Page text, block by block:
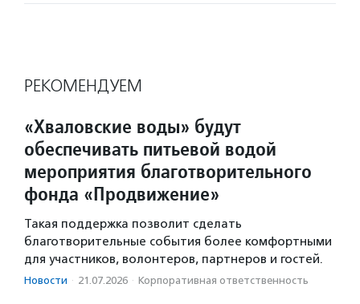
РЕКОМЕНДУЕМ
«Хваловские воды» будут
обеспечивать питьевой водой
мероприятия благотворительного
фонда «Продвижение»
Такая поддержка позволит сделать
благотворительные события более комфортными
для участников, волонтеров, партнеров и гостей.
Новости · 21.07.2026 · Корпоративная ответственность